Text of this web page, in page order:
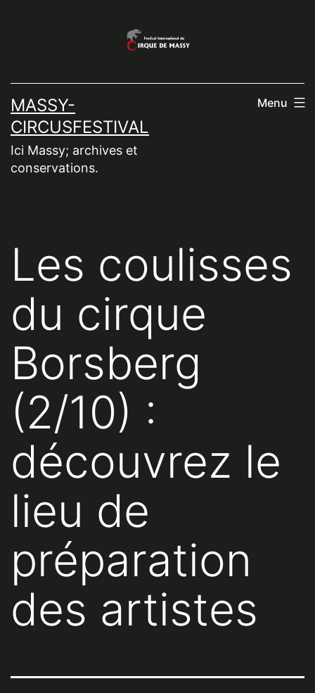
MASSY-
CIRCUSFESTIVAL
Ici Massy; archives et
conservations.
Menu
Les coulisses
du cirque
Borsberg
(2/10) :
découvrez le
lieu de
préparation
des artistes